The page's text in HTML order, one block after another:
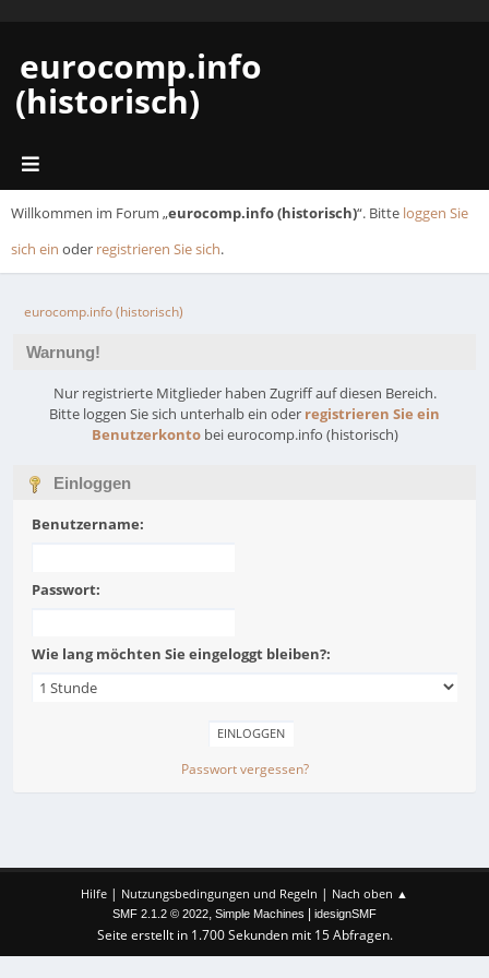
eurocomp.info
(historisch)
Willkommen im Forum „eurocomp.info (historisch)“. Bitte loggen Sie
sich ein oder registrieren Sie sich.
eurocomp.info (historisch)
Warnung!
Nur registrierte Mitglieder haben Zugriff auf diesen Bereich.
Bitte loggen Sie sich unterhalb ein oder registrieren Sie ein
Benutzerkontobei eurocomp.info (historisch)
Einloggen
Benutzername:
Passwort:
Wie lang möchten Sie eingeloggt bleiben?:
Passwort vergessen?
Hilfe | Nutzungsbedingungen und Regeln | Nach oben ▲
SMF 2.1.2 © 2022, Simple Machines idesignSMF
Seite erstellt in 1.700 Sekunden mit 15 Abfragen.